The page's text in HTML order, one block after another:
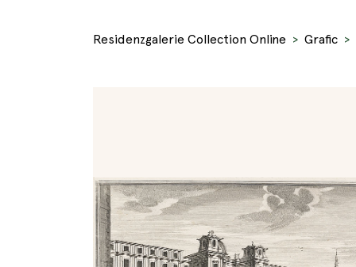
Residenzgalerie Collection Online Grafic